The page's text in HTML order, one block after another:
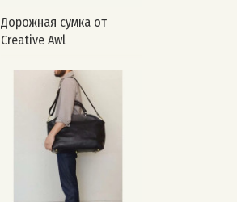
Дорожная сумка от
Creative Awl